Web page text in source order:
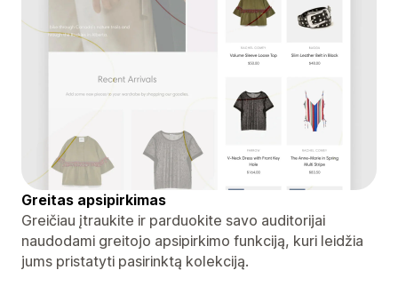
Greitas apsipirkimas
Greičiau įtraukite ir parduokite savo auditorijai
naudodami greitojo apsipirkimo funkciją, kuri leidžia
jums pristatyti pasirinktą kolekciją.